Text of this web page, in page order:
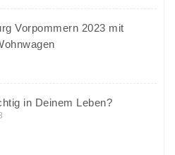
Vorpommern 2023 mit
in Deinem Leben?